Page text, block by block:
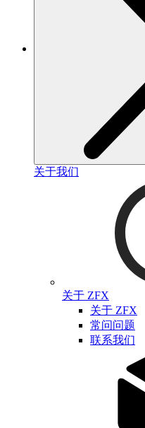
关于我们
关于 ZFX
关于 ZFX
常问问题
联系我们